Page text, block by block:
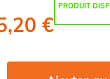
PRODUIT
€